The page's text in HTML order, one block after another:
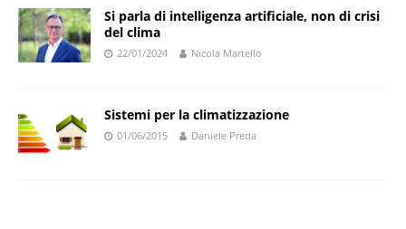
Si parla di intelligenza artificiale, non di crisi
del clima
22/01/2024 Nicola Martello
Sistemi per la climatizzazione
01/06/2015 Daniele Preda